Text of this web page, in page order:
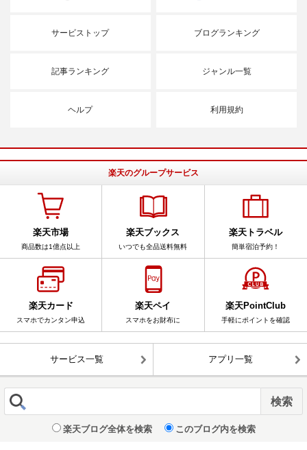
サービストップ ブログランキング
記事ランキング ジャンル一覧
ヘルプ 利用規約
楽天のグループサービス
楽天市場
商品数は1億点以上
楽天ブックス
いつでも全品送料無料
楽天トラベル
簡単宿泊予約！
楽天カード
スマホでカンタン申込
楽天ペイ
スマホをお財布に
楽天PointClub
手軽にポイントを確認
サービス一覧 アプリ一覧
楽天ブログ全体を検索 このブログ内を検索